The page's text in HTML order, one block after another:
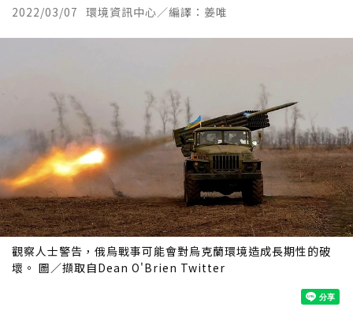
2022/03/07 環境資訊中心／編譯：姜唯
觀察人士警告，俄烏戰事可能會對烏克蘭環境造成長期性的破
壞。 圖／擷取自Dean O'Brien Twitter